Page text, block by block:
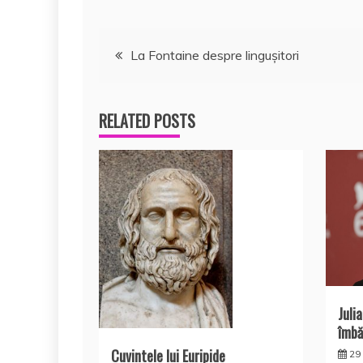
Navigare
articole
La Fontaine despre linguşitori
RELATED POSTS
Cuvintele lui Euripide